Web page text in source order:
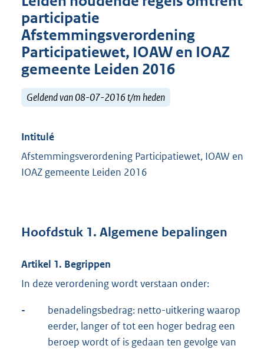
participatie
Afstemmingsverordening
Participatiewet, IOAW en IOAZ
gemeente Leiden 2016
Geldend van 08-07-2016 t/m heden
Intitulé
Afstemmingsverordening Participatiewet, IOAW en
IOAZ gemeente Leiden 2016
Hoofdstuk 1. Algemene bepalingen
Artikel 1. Begrippen
In deze verordening wordt verstaan onder:
-
benadelingsbedrag: netto-uitkering waarop
eerder, langer of tot een hoger bedrag een
beroep wordt of is gedaan ten gevolge van